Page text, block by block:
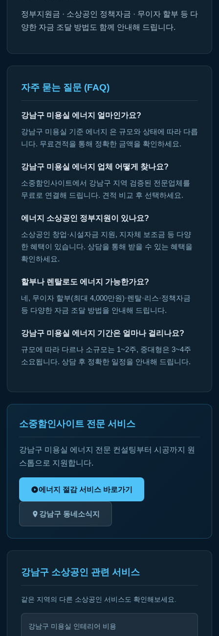
정부지원금 · 소상공인 정책자금 · 무이자 할부 등 다
양한 자금 조달 방법도 함께 안내해 드립니다.
자주 묻는 질문 (FAQ)
강남구 미용실 에너지 얼마인가요?
강남구 미용실 기준 에너지 은 규모와 상태에 따라 다릅
니다. 무료견적을 통해 정확한 금액을 확인하세요.
강남구 미용실 에너지 업체 어떻게 찾나요?
소중함인사이트에서 강남구 지역 검증된 전문업체를
무료로 연결해 드립니다. 견적 비교 후 선택하세요.
에너지 소상공인 정부지원이 있나요?
소상공인 창업·시설자금 지원, 지자체 보조금 등 다양
한 혜택이 있습니다. 상담을 통해 받을 수 있는 혜택을
확인하세요.
할부나 렌탈로도 에너지 가능한가요?
네, 무이자 할부(최대 4,000만원)·렌탈·리스·정책자금
등 다양한 자금 조달 방법을 안내해 드립니다.
강남구 미용실 에너지 기간은 얼마나 걸리나요?
규모에 따라 다르나 소규모는 1~2주, 중대형은 3~4주
소요됩니다. 상담 후 정확한 일정을 안내해 드립니다.
소중함인사이트 전문 서비스
강남구 미용실 에너지 전문 컨설팅부터 시공까지 원
스톱으로 지원합니다.
에너지 절감 서비스 바로가기
강남구 동네소식지
강남구 소상공인 관련 서비스
같은 지역의 다른 소상공인 서비스도 확인해보세요.
강남구 미용실 인테리어 비용